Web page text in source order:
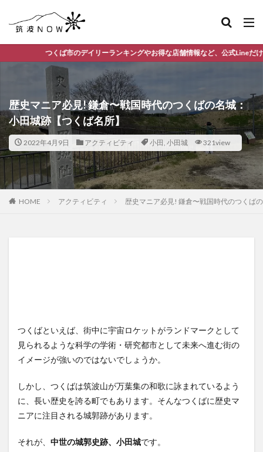
リーランキングやお得な店舗情報など、公式Lineだけの限定情報を配信中！
歴史マニア必見! 鎌倉〜戦国時代のつくばの名城：
小田城跡【つくば名所】
2022年4月9日 アクティビティ 小田, 小田城 321view
HOME アクティビティ 歴史マニア必見! 鎌倉〜戦国時代のつくば
つくばといえば、街中に宇宙ロケットがランドマークとして
見られるような科学の学術・研究都市として未来へ進む街の
イメージが強いのではないでしょうか。
しかし、つくばは筑波山が万葉集の和歌に詠まれているよう
に、長い歴史を誇る町でもあります。そんなつくばに歴史マ
ニアに注目される城郭跡があります。
それが、 中世の城郭史跡、小田城です。